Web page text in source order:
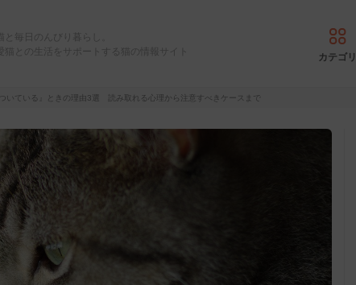
猫と毎日のんびり暮らし。
愛猫との生活をサポートする猫の情報サイト
カテゴリ
いている』ときの理由3選 読み取れる心理から注意すべきケースまで